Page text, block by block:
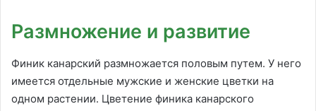
Размножение и развитие
Финик канарский размножается половым путем. У него
имеется отдельные мужские и женские цветки на
одном растении. Цветение финика канарского